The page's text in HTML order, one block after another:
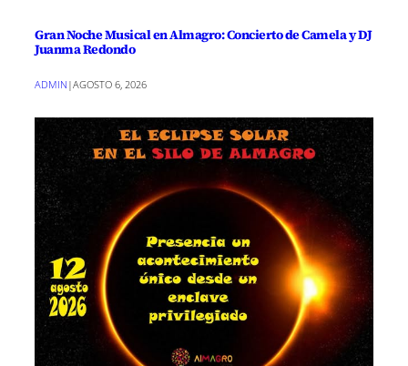
Gran Noche Musical en Almagro: Concierto de Camela y DJ
Juanma Redondo
ADMIN |AGOSTO 6, 2026